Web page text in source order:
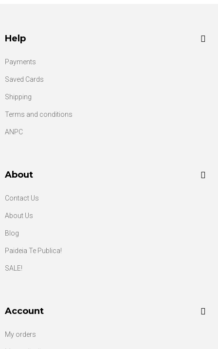
Help
Payments
Saved Cards
Shipping
Terms and conditions
ANPC
About
Contact Us
About Us
Blog
Paideia Te Publica!
SALE!
Account
My orders